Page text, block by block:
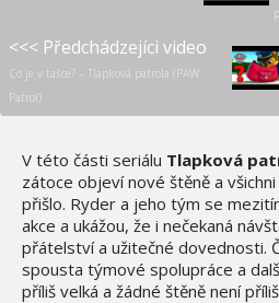
<<< Předchádzejíci video
Co je v tašce? – Tlapková patrola (PAW
Patrol)
V této části seriálu Tlapková
zátoce objeví nové štěně a
přišlo. Ryder a jeho tým se
akce a ukážou, že i nečekaná
přátelství a užitečné dovednosti.
spousta týmové spolupráce a
příliš velká a žádné štěně není